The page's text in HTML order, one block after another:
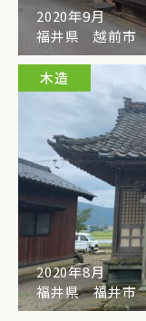
2020年9月
福井県 越前市
木造
2020年8月
福井県 福井市